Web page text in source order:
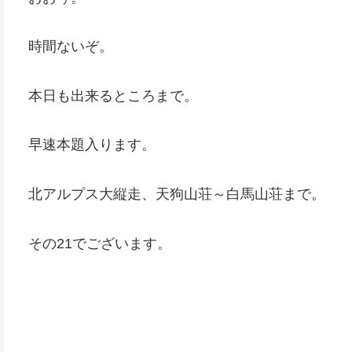
時間ないぞ。
本日も出来るところまで。
早速本題入ります。
北アルプス大縦走、天狗山荘～白馬山荘まで。
その21でございます。